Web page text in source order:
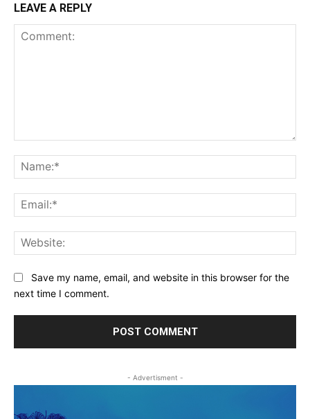
LEAVE A REPLY
Save my name, email, and website in this browser for the
next time I comment.
- Advertisment -